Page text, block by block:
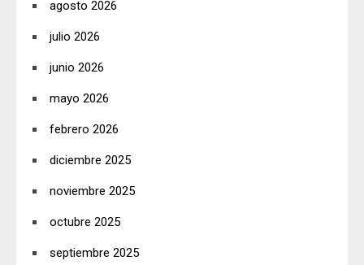
agosto 2026
julio 2026
junio 2026
mayo 2026
febrero 2026
diciembre 2025
noviembre 2025
octubre 2025
septiembre 2025